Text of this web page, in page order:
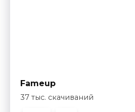
Fameup
37 тыс. скачиваний